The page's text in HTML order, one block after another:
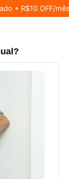
+ R$10 OFF/